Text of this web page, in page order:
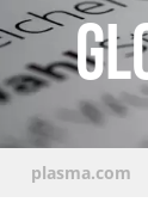
plasma.com